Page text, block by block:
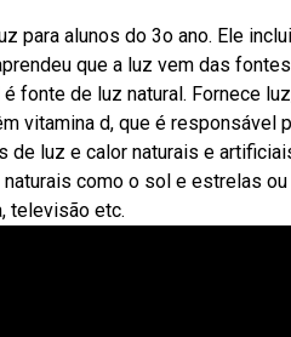
para alunos do 3o ano. Ele
que a luz vem das
fonte de luz natural. Fornece
vitamina d, que é responsável
luz e calor naturais e
como o sol e estrelas
televisão etc.